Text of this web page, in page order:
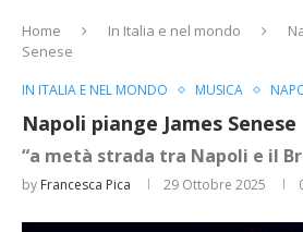
Home In Italia e nel mondo
Senese
IN ITALIA E NEL MONDO MUSICA
Napoli piange James Senese
“a metà strada tra Napoli e il
by Francesca Pica 29 Ottobre 2025